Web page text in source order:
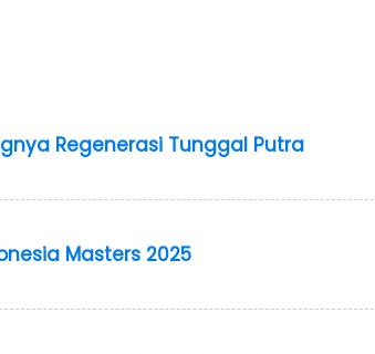
Regenerasi Tunggal Putra
Masters 2025